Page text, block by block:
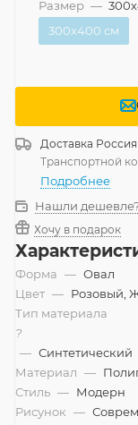
Размер —
300x400 см
Доставка Россия
Транспортной
Подробнее
Нашли
Хочу в подарок
Форма — Овал
Цвет — Розовый,
Тип материала
?
— Синтетический
Материал —
Стиль — Модерн
Рисунок —